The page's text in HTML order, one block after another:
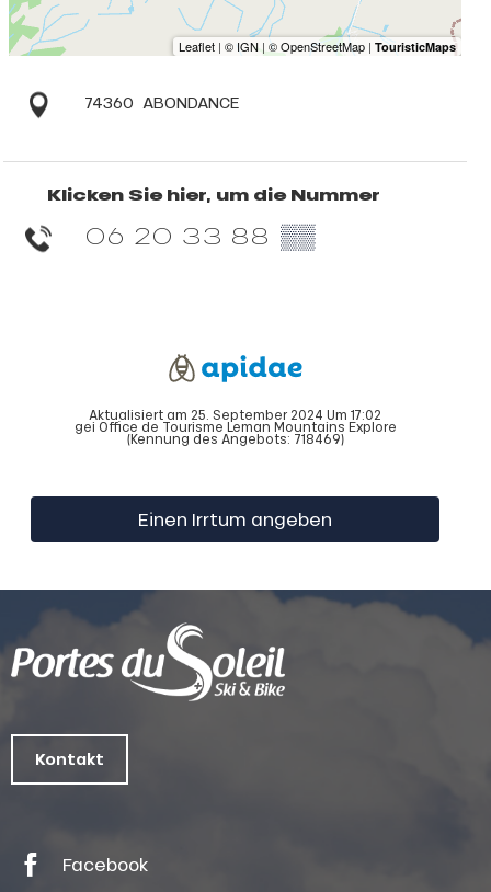
74360 ABONDANCE
Klicken Sie hier, um die Nummer
06 20 33 88 ▒▒
Aktualisiert am 25. September 2024 Um 17:02
gei Office de Tourisme Leman Mountains Explore
(Kennung des Angebots: 718469)
Einen Irrtum angeben
Kontakt
Facebook